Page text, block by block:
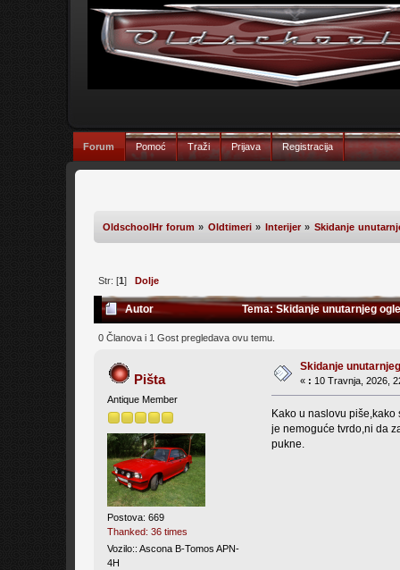
Forum Pomoć Traži Prijava Registracija
OldschoolHr forum» Oldtimeri» Interijer» Skidanje
Str: [1] Dolje
Autor Tema: Skidanje unutarnjeg
0 Članova i 1 Gost pregledava ovu temu.
Pišta
Antique Member
Postova: 669
Thanked: 36 times
Vozilo:: Ascona B-Tomos APN-
4H
Skidanje
« : 10 Travnja, 2026,
Kako u naslovu
je nemoguće tvrdo,ni da
pukne.